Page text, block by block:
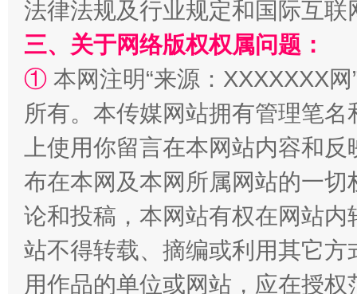
站台名比不上好声名
法律法规及行业规定和国际互
三、关于网络版权权属问题：
① 本网注明“来源：XXXXXXX
所有。本传媒网站拥有管理笔
上使用你留言在本网站内容和
布在本网及本网所属网站的一
论和投稿，本网站有权在网站
站不得转载、摘编或利用其它
用作品的单位或网站，应在授